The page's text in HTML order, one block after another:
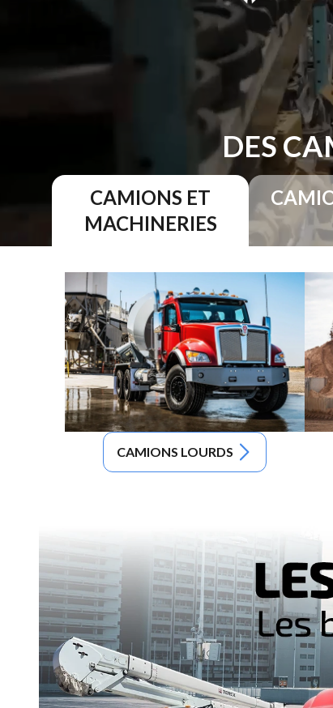
DES
CAMIONS ET
MACHINERIES
CAMIONS LOURDS